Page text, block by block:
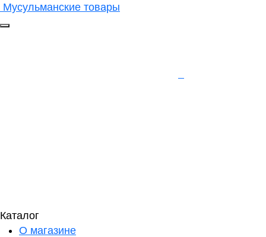
Мусульманские товары
Каталог
О магазине